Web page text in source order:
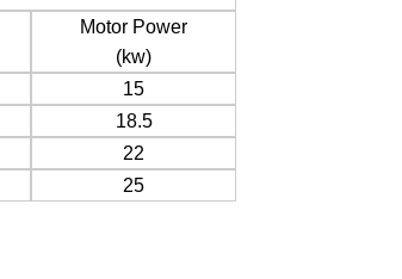
Motor Power
(kw)
15
18.5
22
25